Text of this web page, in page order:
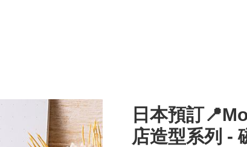
日本預訂
店造型系列 -